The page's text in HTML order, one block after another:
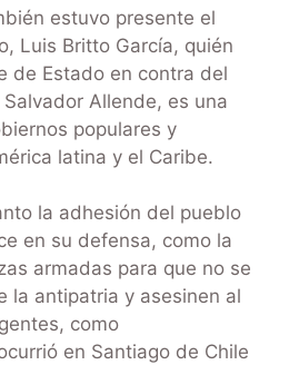
estuvo presente el
Luis Britto García, quién
de Estado en contra del
Allende, es una
populares y
latina y el Caribe.
la adhesión del pueblo
en su defensa, como la
armadas para que no se
la antipatria y asesinen al
como
en Santiago de Chile